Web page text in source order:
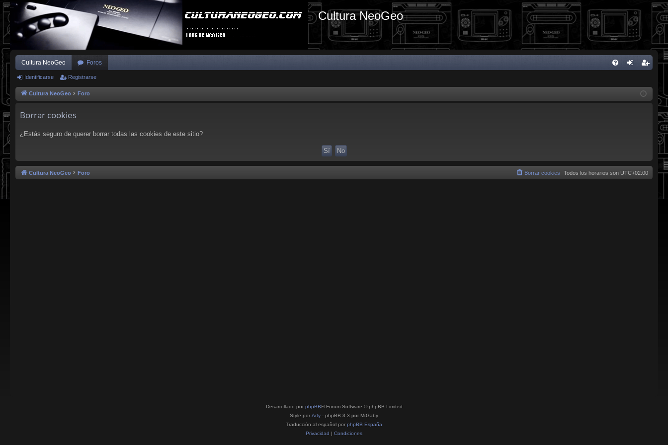
Cultura NeoGeo
Cultura NeoGeo Foros
ist
Identificarse Registrarse
Cultura NeoGeo Foro
Borrar cookies
¿Estás seguro de querer borrar todas las cookies de este sitio?
Cultura NeoGeo Foro Todos los horarios son UTC+02:00
Borrar cookies
Desarrollado por phpBB® Forum Software © phpBB Limited
Style por Arty - phpBB 3.3 por MrGaby
Traducción al español por phpBB España
Privacidad | Condiciones